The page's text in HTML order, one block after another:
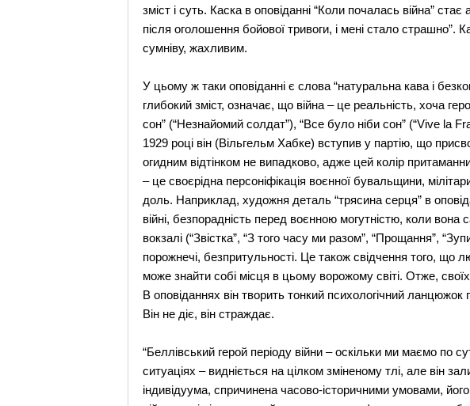
зміст і суть. Каска в оповіданні “Коли почалась війна”
після оголошення бойової тривоги, і мені стало страшно”.
сумніву, жахливим.
У цьому ж таки оповіданні є слова “натуральна кава і
глибокий зміст, означає, що війна – це реальність, хоча
сон” (“Незнайомий солдат”), “Все було ніби сон” (“Vive la
1929 році він (Вільгельм Хабке) вступив у партію, що
огидним відтінком не випадково, адже цей колір
– це своєрідна персоніфікація воєнної бувальщини,
доль. Наприклад, художня деталь “трясина серця” в
війні, безпорадність перед воєнною могутністю, коли
вокзалі (“Звістка”, “З того часу ми разом”, “Прощання”,
порожнечі, безпритульності. Це також свідчення того, що
може знайти собі місця в цьому ворожому світі. Отже,
В оповіданнях він творить тонкий психологічний
Він не діє, він страждає.
“Беллівський герой періоду війни – оскільки ми маємо по
ситуаціях – видніється на цілком зміненому тлі, але він
індивідуума, спричинена часово-історичними умовами,